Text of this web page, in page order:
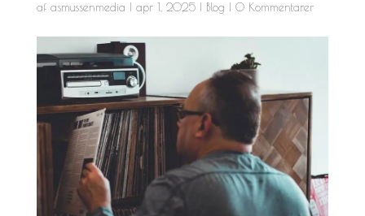
af asmussenmedia apr 1, 2025| Blog 0 Kommentarer